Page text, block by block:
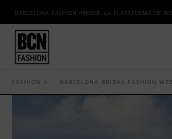
BARCELONA FASHION PRESS®, LA PLATAFORMA DE
FASHION BARCELONA BRIDAL FASHION